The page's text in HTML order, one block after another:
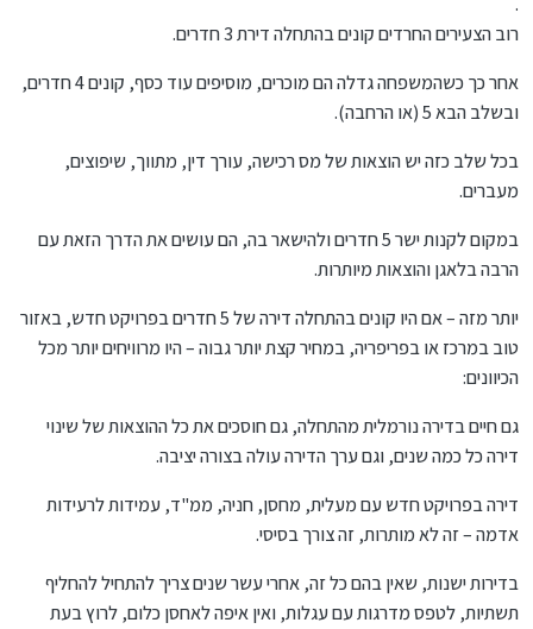
רוב הצעירים החרדים קונים בהתחלה דירת 3 חדרים.
אחר כך כשהמשפחה גדלה הם מוכרים, מוסיפים עוד כסף, קונים 4 חדרים,
ובשלב הבא 5 (או הרחבה).
בכל שלב כזה יש הוצאות של מס רכישה, עורך דין, מתווך, שיפוצים,
מעברים.
במקום לקנות ישר 5 חדרים ולהישאר בה, הם עושים את הדרך הזאת עם
הרבה בלאגן והוצאות מיותרות.
יותר מזה – אם היו קונים בהתחלה דירה של 5 חדרים בפרויקט חדש, באזור
טוב במרכז או בפריפריה, במחיר קצת יותר גבוה – היו מרוויחים יותר מכל
הכיוונים:
גם חיים בדירה נורמלית מהתחלה, גם חוסכים את כל ההוצאות של שינוי
דירה כל כמה שנים, וגם ערך הדירה עולה בצורה יציבה.
דירה בפרויקט חדש עם מעלית, מחסן, חניה, ממ"ד, עמידות לרעידות
אדמה – זה לא מותרות, זה צורך בסיסי.
בדירות ישנות, שאין בהם כל זה, אחרי עשר שנים צריך להתחיל להחליף
תשתיות, לטפס מדרגות עם עגלות, ואין איפה לאחסן כלום, לרוץ בעת